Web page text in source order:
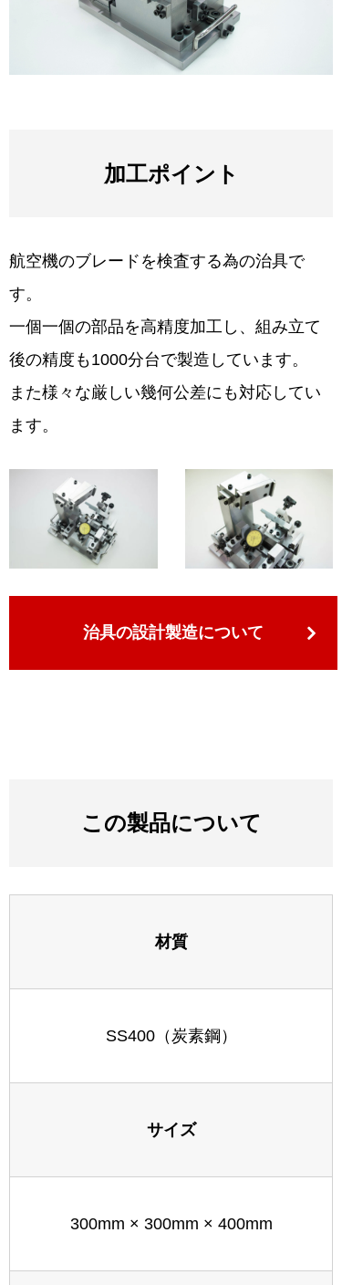
加工ポイント
航空機のブレードを検査する為の治具で
す。
一個一個の部品を高精度加工し、組み立て
後の精度も1000分台で製造しています。
また様々な厳しい幾何公差にも対応してい
ます。
治具の設計製造について
この製品について
材質
SS400（炭素鋼）
サイズ
300mm × 300mm × 400mm